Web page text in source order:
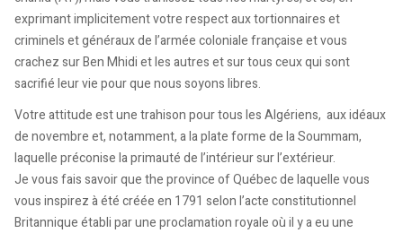
exprimant implicitement votre respect aux tortionnaires et
criminels et généraux de l’armée coloniale française et vous
crachez sur Ben Mhidi et les autres et sur tous ceux qui sont
sacrifié leur vie pour que nous soyons libres.
Votre attitude est une trahison pour tous les Algériens, aux idéaux
de novembre et, notamment, a la plate forme de la Soummam,
laquelle préconise la primauté de l’intérieur sur l’extérieur.
Je vous fais savoir que the province of Québec de laquelle vous
vous inspirez à été créée en 1791 selon l’acte constitutionnel
Britannique établi par une proclamation royale où il y a eu une